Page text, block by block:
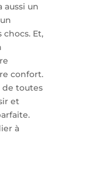
aussi un
Et,
confort.
de toutes
et
à